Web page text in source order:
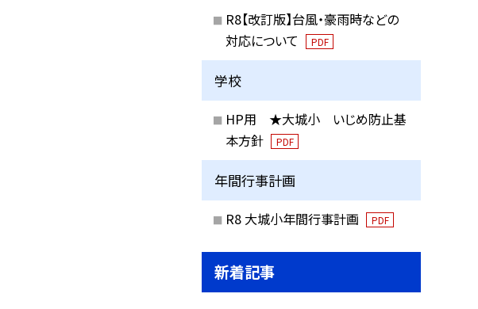
R8【改訂版】台風・豪雨時などの
対応について
PDF
学校
HP用 ★大城小 いじめ防止基
本方針
PDF
年間行事計画
R8 大城小年間行事計画 PDF
新着記事